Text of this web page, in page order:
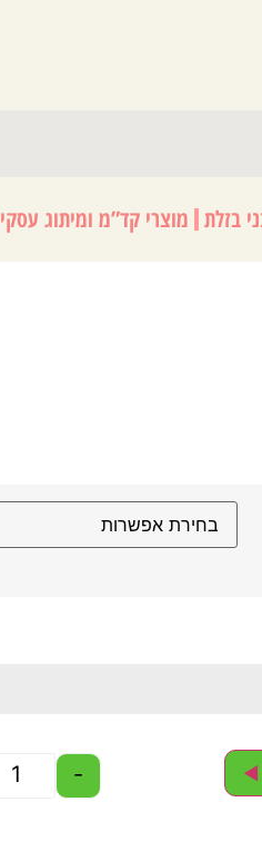
בזלת מוצרי קד”מ ומיתוג עסקי
- ◄